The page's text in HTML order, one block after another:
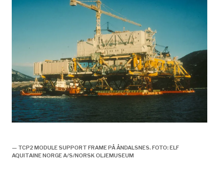
— TCP2 MODULE SUPPORT FRAME PÅ ÅNDALSNES. FOTO: ELF
AQUITAINE NORGE A/S/NORSK OLJEMUSEUM